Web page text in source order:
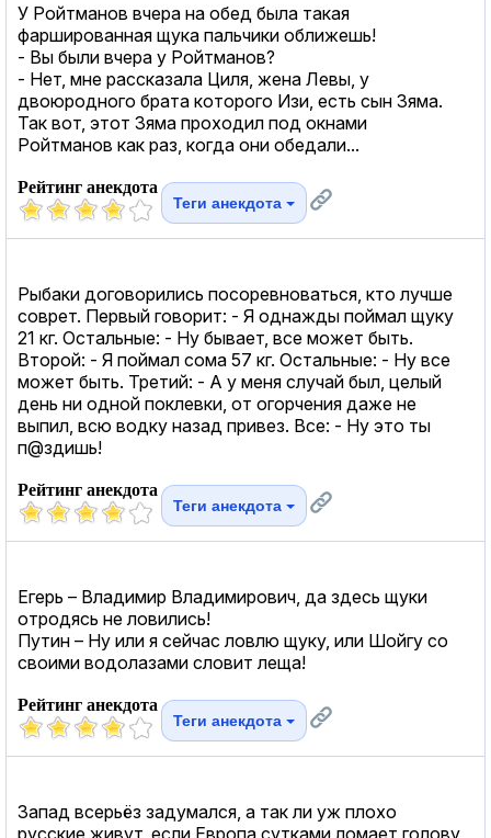
У Ройтманов вчера на обед была такая
фаршированная щука пальчики оближешь!
- Вы были вчера у Ройтманов?
- Нет, мне рассказала Циля, жена Левы, у
двоюродного брата которого Изи, есть сын Зяма.
Так вот, этот Зяма проходил под окнами
Ройтманов как раз, когда они обедали...
Рейтинг анекдота
Теги анекдота
Рыбаки договорились посоревноваться, кто лучше
соврет. Первый говорит: - Я однажды поймал щуку
21 кг. Остальные: - Ну бывает, все может быть.
Второй: - Я поймал сома 57 кг. Остальные: - Ну все
может быть. Третий: - А у меня случай был, целый
день ни одной поклевки, от огорчения даже не
выпил, всю водку назад привез. Все: - Ну это ты
п@здишь!
Рейтинг анекдота
Теги анекдота
Егерь – Владимир Владимирович, да здесь щуки
отродясь не ловились!
Путин – Ну или я сейчас ловлю щуку, или Шойгу со
своими водолазами словит леща!
Рейтинг анекдота
Теги анекдота
Запад всерьёз задумался, а так ли уж плохо
русские живут, если Европа сутками ломает голову